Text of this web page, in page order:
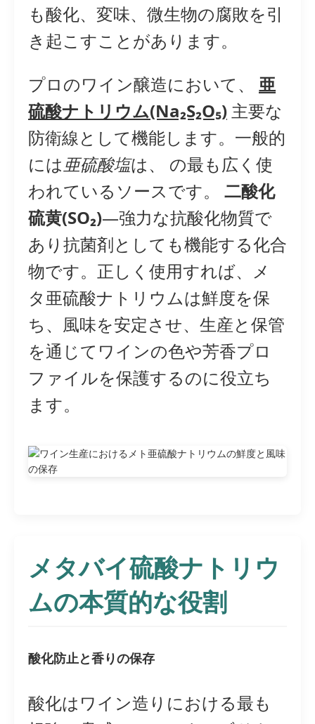
も酸化、変味、微生物の腐敗を引
き起こすことがあります。
プロのワイン醸造において、 亜
硫酸ナトリウム(Na₂S₂O₅) 主要な
防衛線として機能します。一般的
には亜硫酸塩は、 の最も広く使
われているソースです。 二酸化
硫黄(SO₂)—強力な抗酸化物質で
あり抗菌剤としても機能する化合
物です。正しく使用すれば、メ
タ亜硫酸ナトリウムは鮮度を保
ち、風味を安定させ、生産と保管
を通じてワインの色や芳香プロ
ファイルを保護するのに役立ち
ます。
メタバイ硫酸ナトリウ
ムの本質的な役割
酸化防止と香りの保存
酸化はワイン造りにおける最も